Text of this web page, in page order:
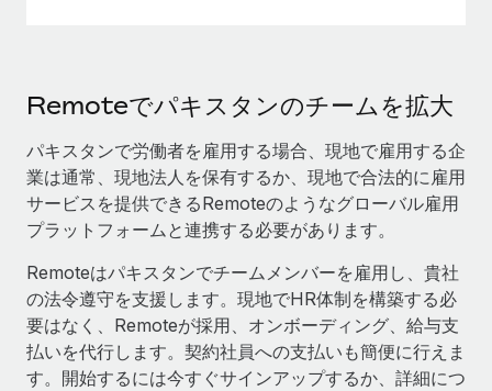
Remoteでパキスタンのチームを拡大
パキスタンで労働者を雇用する場合、現地で雇用する企
業は通常、現地法人を保有するか、現地で合法的に雇用
サービスを提供できるRemoteのようなグローバル雇用
プラットフォームと連携する必要があります。
Remoteはパキスタンでチームメンバーを雇用し、貴社
の法令遵守を支援します。現地でHR体制を構築する必
要はなく、Remoteが採用、オンボーディング、給与支
払いを代行します。契約社員への支払いも簡便に行えま
す。開始するには今すぐサインアップするか、詳細につ